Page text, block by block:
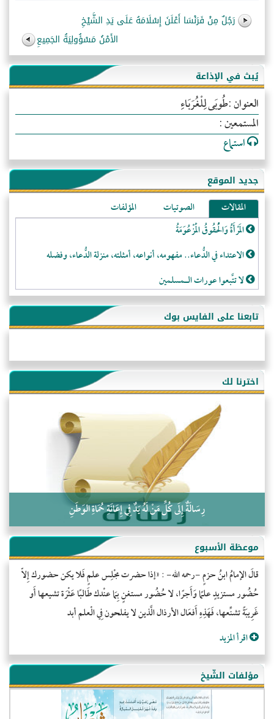
رَجُلٌ مِنْ فَرَنْسَا أَعْلَنَ إِسْلَامَهُ عَلَى يَدِ الشَّيْخِ
الأَمْنُ مَسْؤُولِيَةُ الجَمِيعِ
يُبث في الإذاعة
العنوان :طُوبَى لِلْغُرَبَاءِ
المستمعين :
استماع
جديد الموقع
المقالات الصوتيات
المؤلفات
المَرْأَةُ وَالْحُقُوقُ الْمَزْعُوَمَةُ
الاعتداء في الدُّعاء.. مفهومه، أنواعه، أمثلته، منزلة الدُّعاء، وفضله
لا تتَّبعوا عورات الـمسلمين
فقه النَّصيحة عند الصَّحابة الكرام رضي الله عنهم
لَا عِزَّةَ إِلَّا بِالإِسْلَامِ
هذه سبيلنا فماذا تنقمون؟!
أُسُـسُ بَـيْـتِ الـمُسْـلِمِ
التَّعْلِيمُ القُرْآنِي
كلمة إلى إخواني السلفيين في الجزائر
تابعنا على الفايس بوك
اخترنا لك
رِسَالَةٌ إِلَى كُلِّ مَنْ لَهُ يَدٌ فِي إِعَانَةِ حُمَاةِ الوَطَنِ
موعظة الأسبوع
قالَ الإمامُ ابنُ حزمٍ -رحمه الله- : «إذا حضرت مجْلِس علمٍ فَلا يكن حضورك إِلاّ
حُضُور مستزيدٍ علمًا وَأَجرًا، لا حُضُور مستغنٍ بِمَا عنْدك طَالبًا عَثْرَة تشيعها أَو
غَرِيبَةً تشنِّعها، فَهَذِهِ أَفعَال الأرذال الَّذين لا يفلحون فِي الْعلم أبد
اقرأ المزيد
مؤلفات الشّيخ